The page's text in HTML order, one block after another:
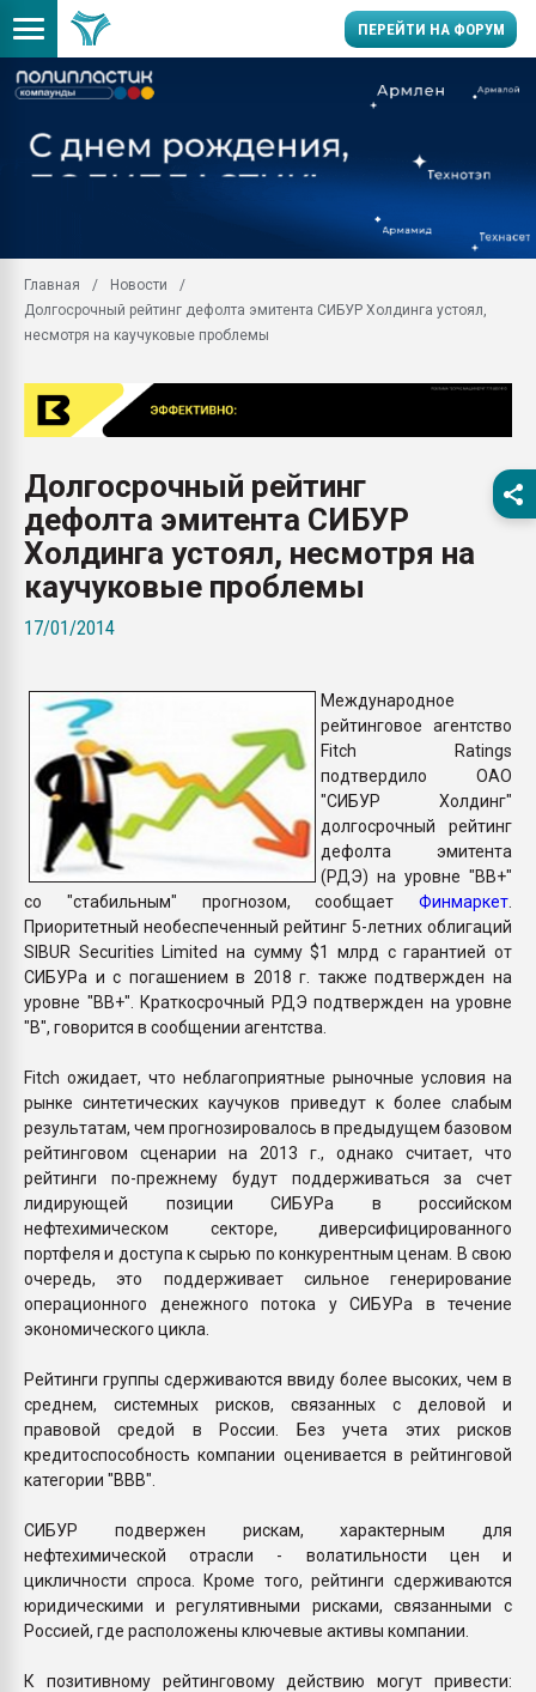
ПЕРЕЙТИ НА ФОРУМ
пластмасс
ситуацией на
Продам отходы
Armaloy PC/ABS-1IM
26.07.2022 "Сибирский
Профильная
покупка, обмен
Главная
Новости
Долгосрочный рейтинг дефолта эмитента СИБУР Холдинга устоял,
несмотря на каучуковые проблемы
Долгосрочный рейтинг
дефолта эмитента СИБУР
Холдинга устоял, несмотря на
каучуковые проблемы
17/01/2014
Международное
рейтинговое агентство
Fitch Ratings
подтвердило ОАО
"СИБУР Холдинг"
долгосрочный рейтинг
дефолта эмитента
(РДЭ) на уровне "BB+"
со "стабильным" прогнозом, сообщает Финмаркет
Приоритетный необеспеченный рейтинг 5-летних облигаций
SIBUR Securities Limited на сумму $1 млрд с гарантией от
СИБУРа и с погашением в 2018 г. также подтвержден на
уровне "BB+". Краткосрочный РДЭ подтвержден на уровне
"B", говорится в сообщении агентства.
Fitch ожидает, что неблагоприятные рыночные условия на
рынке синтетических каучуков приведут к более слабым
результатам, чем прогнозировалось в предыдущем базовом
рейтинговом сценарии на 2013 г., однако считает, что
рейтинги по-прежнему будут поддерживаться за счет
лидирующей позиции СИБУРа в российском
нефтехимическом секторе, диверсифицированного
портфеля и доступа к сырью по конкурентным ценам. В свою
очередь, это поддерживает сильное генерирование
операционного денежного потока у СИБУРа в течение
экономического цикла.
Рейтинги группы сдерживаются ввиду более высоких, чем в
среднем, системных рисков, связанных с деловой и
правовой средой в России. Без учета этих рисков
кредитоспособность компании оценивается в рейтинговой
категории "BBB".
СИБУР подвержен рискам, характерным для
нефтехимической отрасли - волатильности цен и
цикличности спроса. Кроме того, рейтинги сдерживаются
юридическими и регулятивными рисками, связанными с
Россией, где расположены ключевые активы компании.
К позитивному рейтинговому действию могут привести: